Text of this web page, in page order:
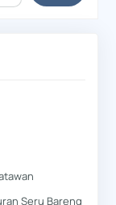
Seru Bareng